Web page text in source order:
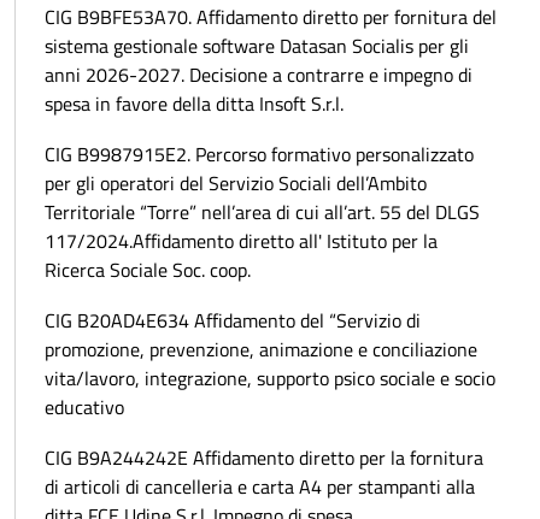
CIG B9BFE53A70. Affidamento diretto per fornitura del
sistema gestionale software Datasan Socialis per gli
anni 2026-2027. Decisione a contrarre e impegno di
spesa in favore della ditta Insoft S.r.l.
CIG B9987915E2. Percorso formativo personalizzato
per gli operatori del Servizio Sociali dell’Ambito
Territoriale “Torre” nell’area di cui all’art. 55 del DLGS
117/2024.Affidamento diretto all' Istituto per la
Ricerca Sociale Soc. coop.
CIG B20AD4E634 Affidamento del “Servizio di
promozione, prevenzione, animazione e conciliazione
vita/lavoro, integrazione, supporto psico sociale e socio
educativo
CIG B9A244242E Affidamento diretto per la fornitura
di articoli di cancelleria e carta A4 per stampanti alla